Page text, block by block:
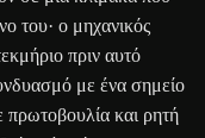
του· ο μηχανικός
πριν αυτό
με ένα σημείο
και ρητή